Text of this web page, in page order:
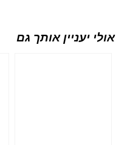
אולי יעניין אותך גם